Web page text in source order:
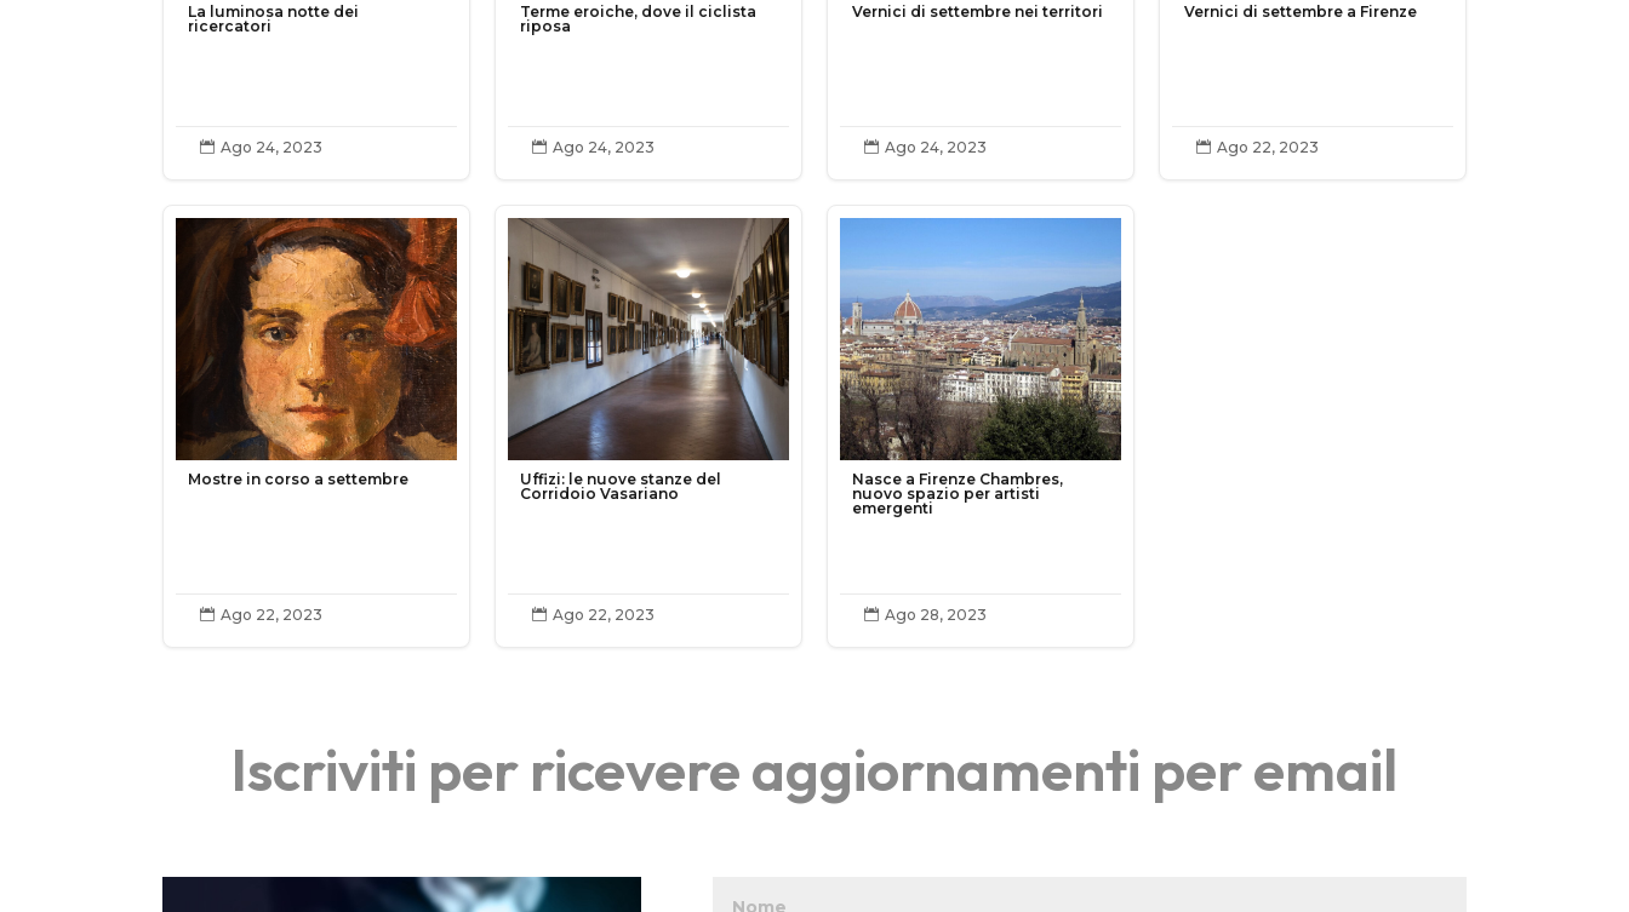
La luminosa notte dei
ricercatori
 Ago 24, 2023
Terme eroiche, dove il ciclista
riposa
 Ago 24, 2023
Vernici di settembre nei territori
 Ago 24, 2023
Vernici di settembre a Firenze
 Ago 22, 2023
Mostre in corso a settembre
 Ago 22, 2023
Uffizi: le nuove stanze del
Corridoio Vasariano
 Ago 22, 2023
Nasce a Firenze Chambres,
nuovo spazio per artisti
emergenti
 Ago 28, 2023
Iscriviti per ricevere aggiornamenti per email